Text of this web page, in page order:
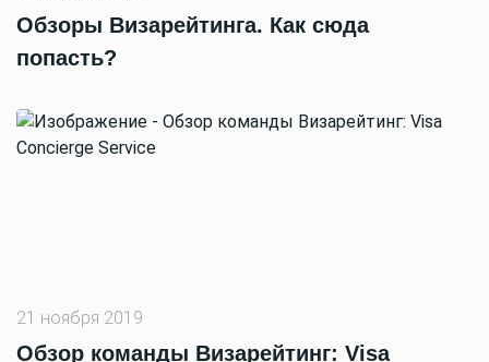
Обзоры Визарейтинга. Как сюда
попасть?
21 ноября 2019
Обзор команды Визарейтинг: Visa